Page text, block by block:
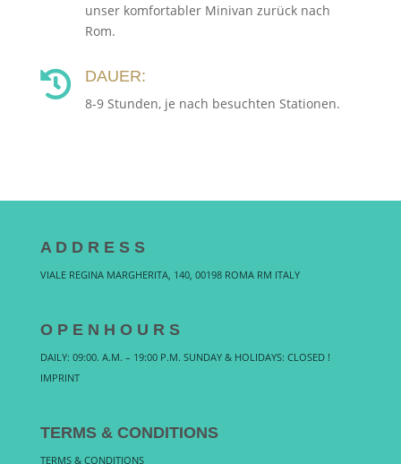
unser komfortabler Minivan zurück nach
Rom.
 DAUER:
8-9 Stunden, je nach besuchten Stationen.
A D D R E S S
VIALE REGINA MARGHERITA, 140, 00198 ROMA RM ITALY
O P E N H O U R S
DAILY: 09:00. A.M. – 19:00 P.M. SUNDAY & HOLIDAYS: CLOSED !
IMPRINT
TERMS & CONDITIONS
TERMS & CONDITIONS